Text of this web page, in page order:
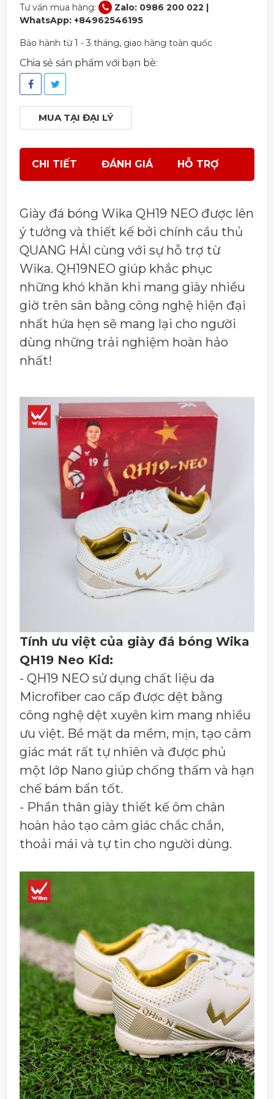
Tư vấn mua hàng:
Zalo: 0986 200 022 |
WhatsApp: +84962546195
Bảo hành từ 1 - 3 tháng, giao hàng toàn quốc
Chia sẻ sản phẩm với bạn bè:
MUA TẠI ĐẠI LÝ
CHI TIẾT ĐÁNH GIÁ HỖ TRỢ
Giày đá bóng Wika QH19 NEO được lên
ý tưởng và thiết kế bởi chính cầu thủ
QUANG HẢI cùng với sự hỗ trợ từ
Wika. QH19NEO giúp khắc phục
những khó khăn khi mang giày nhiều
giờ trên sân bằng công nghệ hiện đại
nhất hứa hẹn sẽ mang lại cho người
dùng những trải nghiệm hoàn hảo
nhất!
Tính ưu việt của giày đá bóng Wika
QH19 Neo Kid:
- QH19 NEO sử dụng chất liệu da
Microfiber cao cấp được dệt bằng
công nghệ dệt xuyên kim mang nhiều
ưu việt. Bề mặt da mềm, mịn, tạo cảm
giác mát rất tự nhiên và được phủ
một lớp Nano giúp chống thấm và hạn
chế bám bẩn tốt.
- Phần thân giày thiết kế ôm chân
hoàn hảo tạo cảm giác chắc chắn,
thoải mái và tự tin cho người dùng.